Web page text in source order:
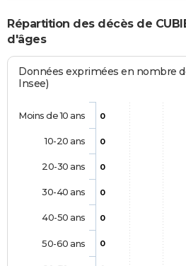
Répartition des décès de
d'âges
Données exprimées en nombre
Insee)
0
0
0
0
0
0
Moins de 10 ans
10-20 ans
20-30 ans
30-40 ans
40-50 ans
50-60 ans